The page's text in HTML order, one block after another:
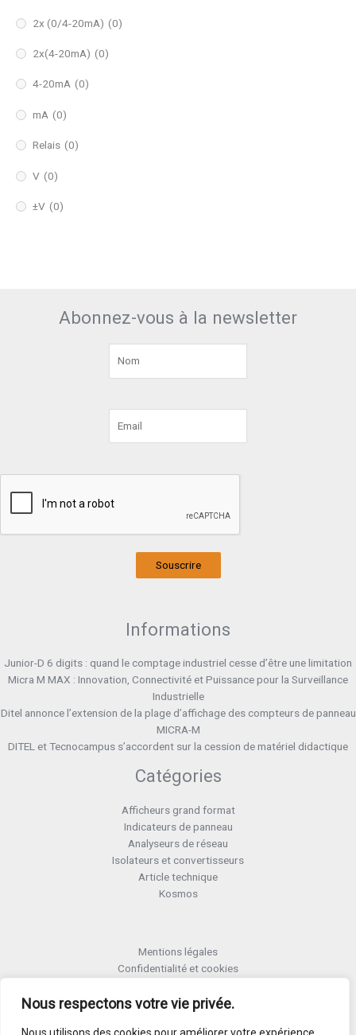
Nous respectons votre vie privée.
2x (0/4-20mA) (0)
2x(4-20mA) (0)
4-20mA (0)
mA (0)
Relais (0)
V (0)
±V (0)
Abonnez-vous à la newsletter
Souscrire
Informations
Junior-D 6 digits : quand le comptage industriel cesse d’être une limitation
Micra M MAX : Innovation, Connectivité et Puissance pour la Surveillance
Industrielle
Ditel annonce l’extension de la plage d’affichage des compteurs de panneau
MICRA-M
DITEL et Tecnocampus s’accordent sur la cession de matériel didactique
Catégories
Afficheurs grand format
Indicateurs de panneau
Analyseurs de réseau
Isolateurs et convertisseurs
Article technique
Kosmos
Mentions légales
Confidentialité et cookies
Termes et conditions RMA